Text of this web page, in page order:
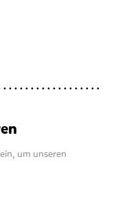
um unseren